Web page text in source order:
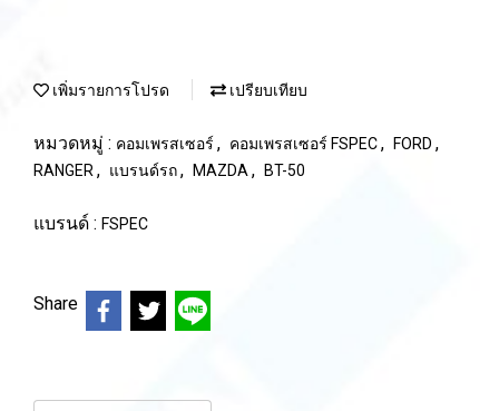
เพิ่มรายการโปรด เปรียบเทียบ
หมวดหมู่ : คอมเพรสเซอร์ , คอมเพรสเซอร์ FSPEC, FORD ,
RANGER , แบรนด์รถ, MAZDA , BT-50
แบรนด์ : FSPEC
Share